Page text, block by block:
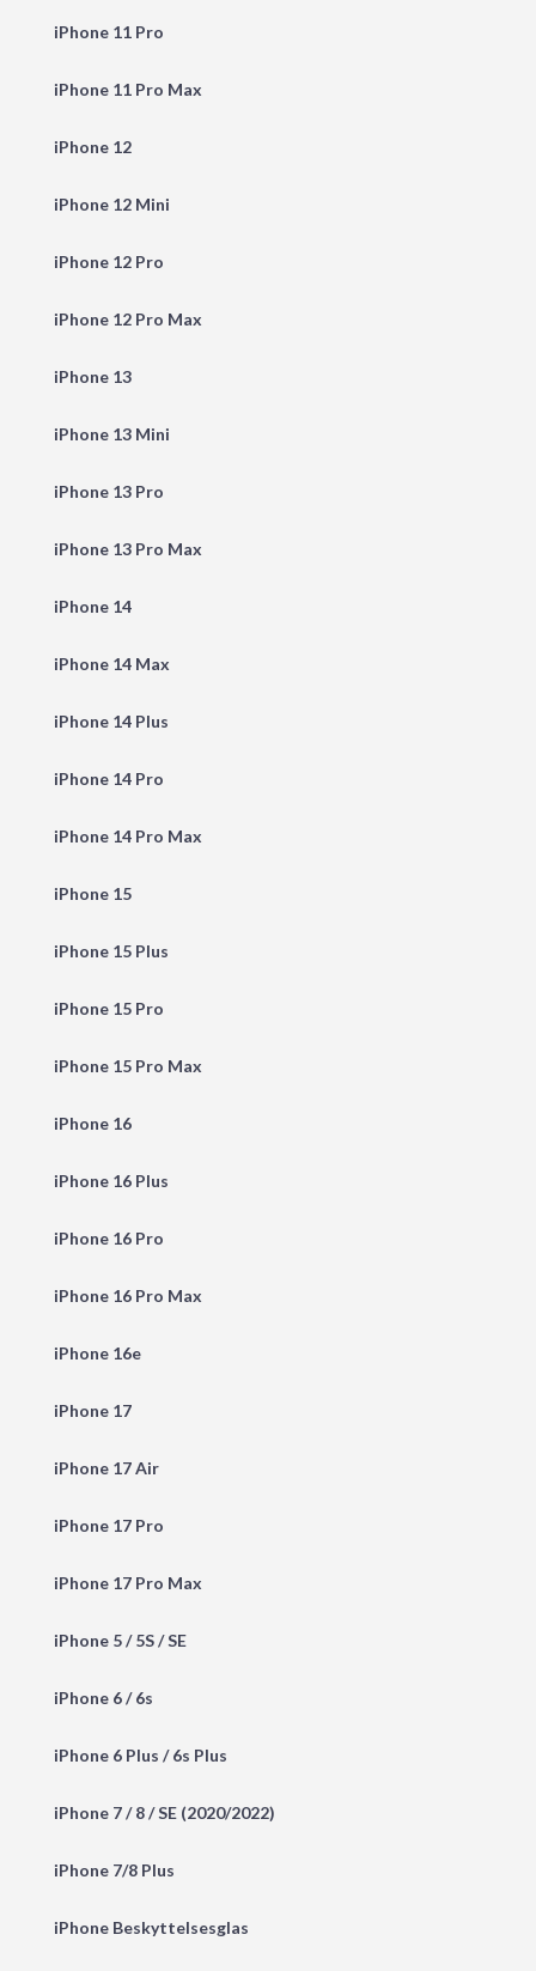
iPhone 11 Pro
iPhone 11 Pro Max
iPhone 12
iPhone 12 Mini
iPhone 12 Pro
iPhone 12 Pro Max
iPhone 13
iPhone 13 Mini
iPhone 13 Pro
iPhone 13 Pro Max
iPhone 14
iPhone 14 Max
iPhone 14 Plus
iPhone 14 Pro
iPhone 14 Pro Max
iPhone 15
iPhone 15 Plus
iPhone 15 Pro
iPhone 15 Pro Max
iPhone 16
iPhone 16 Plus
iPhone 16 Pro
iPhone 16 Pro Max
iPhone 16e
iPhone 17
iPhone 17 Air
iPhone 17 Pro
iPhone 17 Pro Max
iPhone 5 / 5S / SE
iPhone 6 / 6s
iPhone 6 Plus / 6s Plus
iPhone 7 / 8 / SE (2020/2022)
iPhone 7/8 Plus
iPhone Beskyttelsesglas